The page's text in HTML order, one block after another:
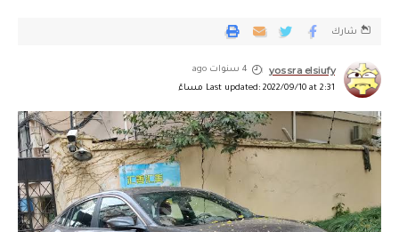
Last updated: 2022/09/10 at 2:31 مساءً
yossra elsiufy 4 سنوات ago
شارك